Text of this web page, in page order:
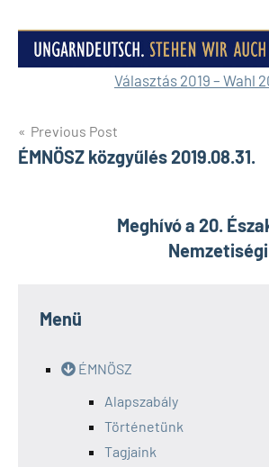
Választás 2019 – Wahl
Bejegyzés
navigáció
Previous Post
ÉMNÖSZ közgyűlés 2019.08.31.
Meghívó a 20.
Menü
ÉMNÖSZ
Alapszabály
Történetünk
Tagjaink